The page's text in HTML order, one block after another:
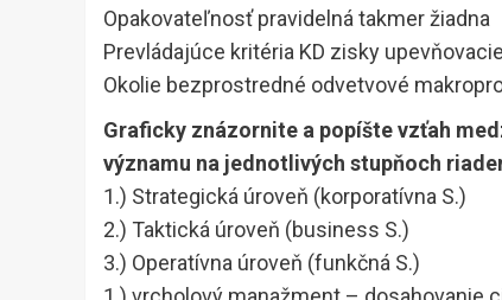
Opakovateľnosť pravidelná takmer žiadna
Prevládajúce kritéria KD zisky
Okolie bezprostredné odvetvové
Graficky znázornite a popíšte vzťah
významu na jednotlivých stupňoch
1.) Strategická úroveň (korporatívna S.)
2.) Taktická úroveň (business S.)
3.) Operatívna úroveň (funkčná S.)